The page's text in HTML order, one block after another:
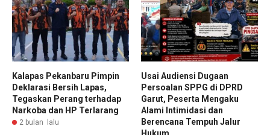
Kalapas Pekanbaru Pimpin
Deklarasi Bersih Lapas,
Tegaskan Perang terhadap
Narkoba dan HP Terlarang
2 bulan lalu
Usai Audiensi Dugaan
Persoalan SPPG di DPRD
Garut, Peserta Mengaku
Alami Intimidasi dan
Berencana Tempuh Jalur